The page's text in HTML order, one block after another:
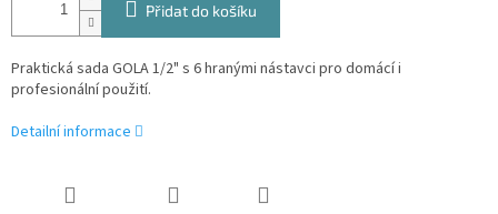
Přidat do košíku
Praktická sada GOLA 1/2" s 6 hranými nástavci pro domácí i
profesionální použití.
Detailní informace